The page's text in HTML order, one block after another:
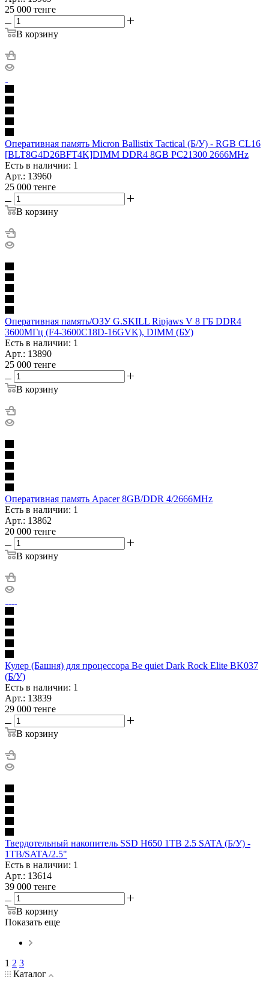
25 000 тенге
В корзину
Оперативная память Micron Ballistix Tactical (Б/У) - RGB CL16
[BLT8G4D26BFT4K]DIMM DDR4 8GB PC21300 2666MHz
Есть в наличии: 1
Арт.: 13960
25 000 тенге
В корзину
Оперативная память/ОЗУ G.SKILL Ripjaws V 8 ГБ DDR4
3600МГц (F4-3600C18D-16GVK), DIMM (БУ)
Есть в наличии: 1
Арт.: 13890
25 000 тенге
В корзину
Оперативная память Apacer 8GB/DDR 4/2666MHz
Есть в наличии: 1
Арт.: 13862
20 000 тенге
В корзину
Кулер (Башня) для процессора Be quiet Dark Rock Elite BK037
(Б/У)
Есть в наличии: 1
Арт.: 13839
29 000 тенге
В корзину
Твердотельный накопитель SSD H650 1TB 2.5 SATA (Б/У) -
1TB/SATA/2.5"
Есть в наличии: 1
Арт.: 13614
39 000 тенге
В корзину
Показать еще
1 2 3
Каталог